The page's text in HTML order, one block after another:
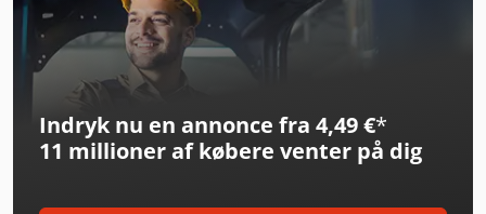
udstansningsværktøj -Stanseværktøj: Udstansningsstempel
til profilståls- og fladstålsafskæringssaks -Mål: se billeder -
Dimensioner: Matrice 240/90/H125 mm / Stempel
200/85/H170 mm Credpfx Aszr Hlzebtef -Vægt: 33,9 kg
Indryk nu en annonce fra 4,49 €*
11 millioner af købere venter på dig